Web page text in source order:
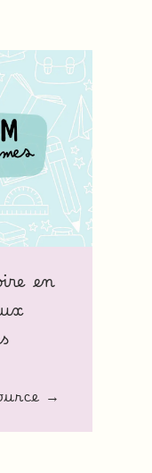
en
→